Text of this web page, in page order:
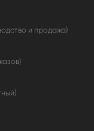
и продажа)